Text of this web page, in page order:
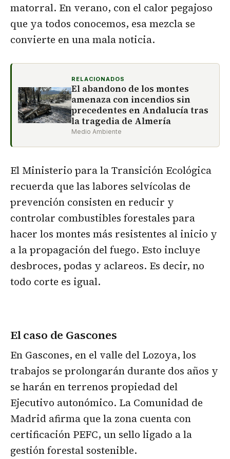
matorral. En verano, con el calor pegajoso
que ya todos conocemos, esa mezcla se
convierte en una mala noticia.
RELACIONADOS
El abandono de los montes
amenaza con incendios sin
precedentes en Andalucía tras
la tragedia de Almería
Medio Ambiente
El Ministerio para la Transición Ecológica
recuerda que las labores selvícolas de
prevención consisten en reducir y
controlar combustibles forestales para
hacer los montes más resistentes al inicio y
a la propagación del fuego. Esto incluye
desbroces, podas y aclareos. Es decir, no
todo corte es igual.
El caso de Gascones
En Gascones, en el valle del Lozoya, los
trabajos se prolongarán durante dos años y
se harán en terrenos propiedad del
Ejecutivo autonómico. La Comunidad de
Madrid afirma que la zona cuenta con
certificación PEFC, un sello ligado a la
gestión forestal sostenible.